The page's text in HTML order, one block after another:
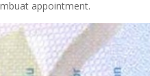
appointment.